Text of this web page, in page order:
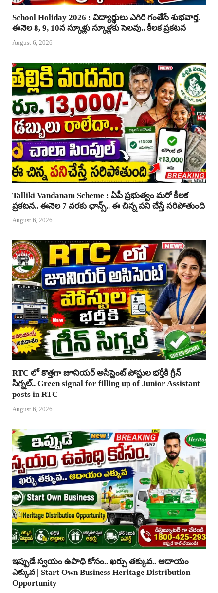
School Holiday 2026 : విద్యార్థులు ఎగిరి గంతేసే శుభవార్త.
ఈనెల 8, 9, 10న స్కూళ్లు స్కూళ్లకు సెలవు.. కీలక ప్రకటన
August 6, 2026
Talliki Vandanam Scheme : ఏపీ ప్రభుత్వం మరో కీలక
ప్రకటన.. ఈనెల 7 వరకు ఛాన్స్.. ఈ చిన్న పని చేస్తే సరిపోతుంది
August 6, 2026
RTC లో కొత్తగా జూనియర్ అసిస్టెంట్ పోస్టుల భర్తీకి గ్రీన్
సిగ్నల్.. Green signal for filling up of Junior Assistant
posts in RTC
August 6, 2026
ఇప్పుడే స్వయం ఉపాధి కోసం.. ఖర్చు తక్కువ.. ఆదాయం
ఎక్కువ | Start Own Business Heritage Distribution
Opportunity